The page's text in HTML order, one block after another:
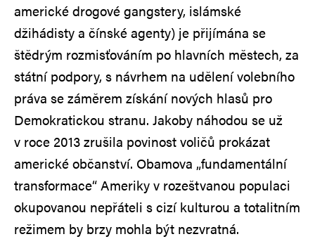
americké drogové gangstery, islámské
džihádisty a čínské agenty) je přijímána se
štědrým rozmisťováním po hlavních městech, za
státní podpory, s návrhem na udělení volebního
práva se záměrem získání nových hlasů pro
Demokratickou stranu. Jakoby náhodou se už
v roce 2013 zrušila povinost voličů prokázat
americké občanství. Obamova „fundamentální
transformace“ Ameriky v rozeštvanou populaci
okupovanou nepřáteli s cizí kulturou a totalitním
režimem by brzy mohla být nezvratná.